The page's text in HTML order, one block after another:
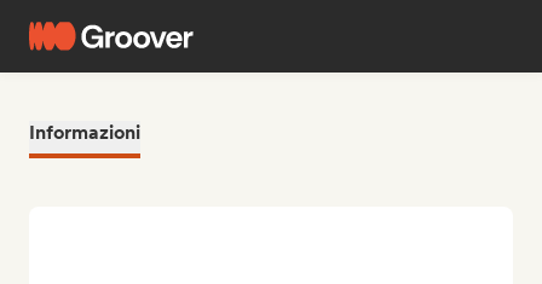
Informazioni